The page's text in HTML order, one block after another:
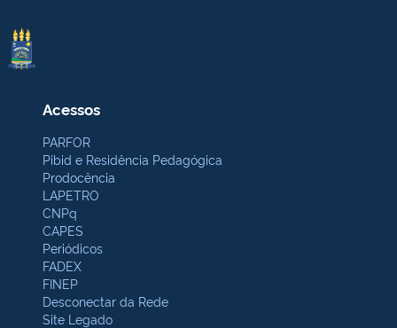
Acessos
PARFOR
Pibid e Residência Pedagógica
Prodocência
LAPETRO
CNPq
CAPES
Periódicos
FADEX
FINEP
Desconectar da Rede
Site Legado